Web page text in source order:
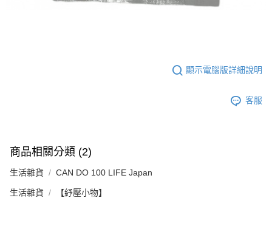
顯示電腦版詳細說明
客服
商品相關分類 (2)
生活雜貨 CAN DO 100 LIFE Japan
生活雜貨 【紓壓小物】